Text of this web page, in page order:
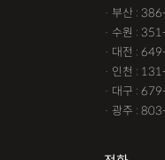
· 부산 :
· 수원 :
· 대전 :
· 인천 :
· 대구 :
· 광주 :